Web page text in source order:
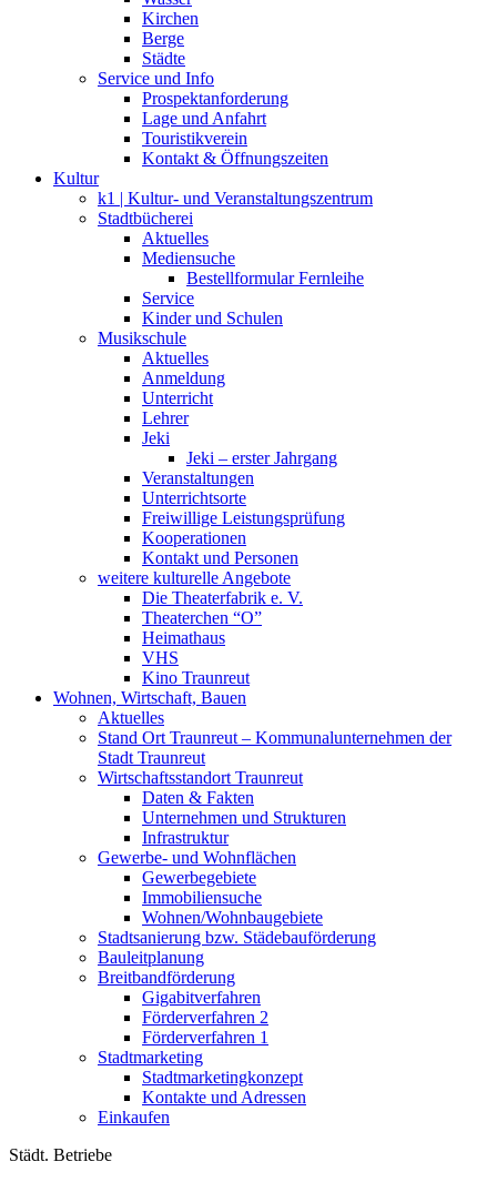
Kirchen
Berge
Städte
Service und Info
Prospektanforderung
Lage und Anfahrt
Touristikverein
Kontakt & Öffnungszeiten
Kultur
k1 | Kultur- und Veranstaltungszentrum
Stadtbücherei
Aktuelles
Mediensuche
Bestellformular Fernleihe
Service
Kinder und Schulen
Musikschule
Aktuelles
Anmeldung
Unterricht
Lehrer
Jeki
Jeki – erster Jahrgang
Veranstaltungen
Unterrichtsorte
Freiwillige Leistungsprüfung
Kooperationen
Kontakt und Personen
weitere kulturelle Angebote
Die Theaterfabrik e. V.
Theaterchen “O”
Heimathaus
VHS
Kino Traunreut
Wohnen, Wirtschaft, Bauen
Aktuelles
Stand Ort Traunreut – Kommunalunternehmen der
Stadt Traunreut
Wirtschaftsstandort Traunreut
Daten & Fakten
Unternehmen und Strukturen
Infrastruktur
Gewerbe- und Wohnflächen
Gewerbegebiete
Immobiliensuche
Wohnen/Wohnbaugebiete
Stadtsanierung bzw. Städebauförderung
Bauleitplanung
Breitbandförderung
Gigabitverfahren
Förderverfahren 2
Förderverfahren 1
Stadtmarketing
Stadtmarketingkonzept
Kontakte und Adressen
Einkaufen
Städt. Betriebe